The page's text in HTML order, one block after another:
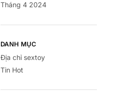
Tháng 4 2024
DANH MỤC
Địa chỉ sextoy
Tin Hot